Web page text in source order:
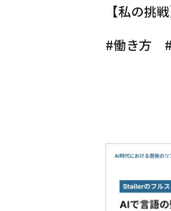
【私の挑
働き方